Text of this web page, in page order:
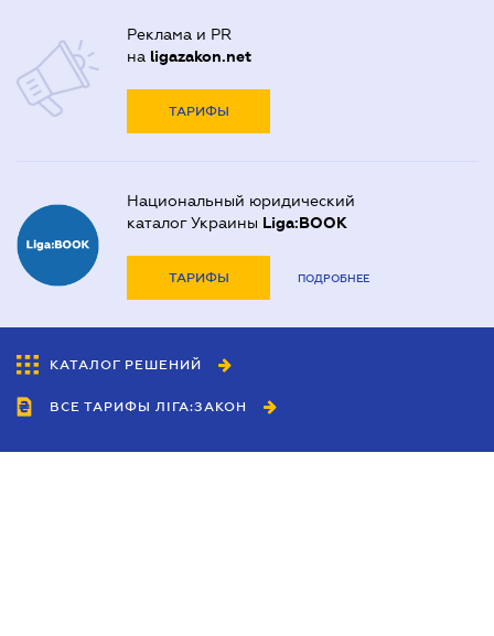
Реклама и PR
на ligazakon.net
ТАРИФЫ
Национальный юридический
каталог Украины Liga:BOOK
ТАРИФЫ ПОДРОБНЕЕ
КАТАЛОГ РЕШЕНИЙ
ВСЕ ТАРИФЫ ЛІГА:ЗАКОН